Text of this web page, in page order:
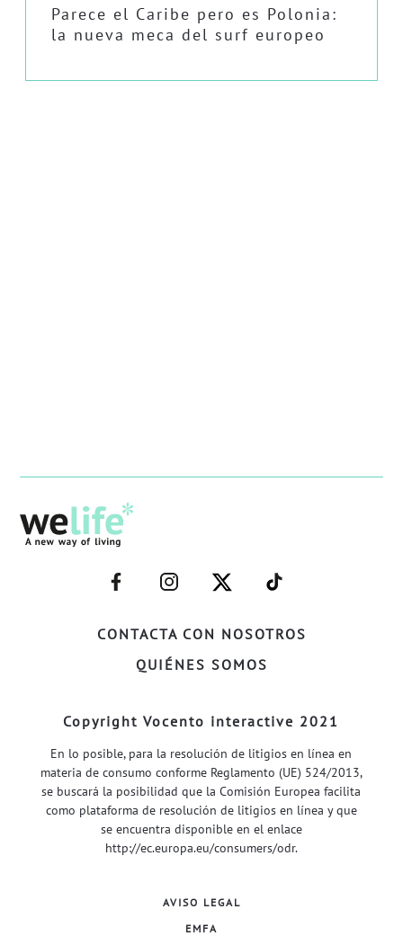
Parece el Caribe pero es Polonia:
la nueva meca del surf europeo
CONTACTA CON NOSOTROS
QUIÉNES SOMOS
–
FACEBOOK–
–
INSTAGRAM–
–
TWITTER–
–
WELIFE–
Copyright Vocento interactive 2021
En lo posible, para la resolución de litigios en línea en
materia de consumo conforme Reglamento (UE) 524/2013,
se buscará la posibilidad que la Comisión Europea facilita
como plataforma de resolución de litigios en línea y que
se encuentra disponible en el enlace
http://ec.europa.eu/consumers/odr.
AVISO LEGAL
EMFA